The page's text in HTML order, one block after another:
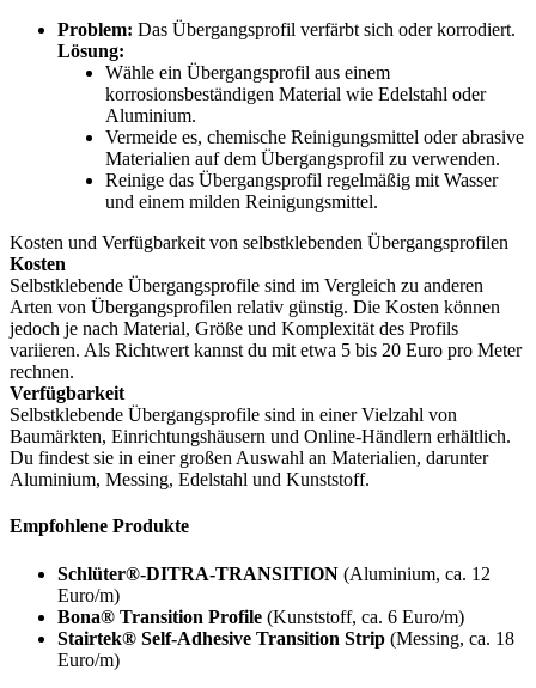
Problem: Das Übergangsprofil verfärbt sich oder korrodiert.
Lösung:
Wähle ein Übergangsprofil aus einem
korrosionsbeständigen Material wie Edelstahl oder
Aluminium.
Vermeide es, chemische Reinigungsmittel oder abrasive
Materialien auf dem Übergangsprofil zu verwenden.
Reinige das Übergangsprofil regelmäßig mit Wasser
und einem milden Reinigungsmittel.
Kosten und Verfügbarkeit von selbstklebenden Übergangsprofilen
Kosten
Selbstklebende Übergangsprofile sind im Vergleich zu anderen
Arten von Übergangsprofilen relativ günstig. Die Kosten können
jedoch je nach Material, Größe und Komplexität des Profils
variieren. Als Richtwert kannst du mit etwa 5 bis 20 Euro pro Meter
rechnen.
Verfügbarkeit
Selbstklebende Übergangsprofile sind in einer Vielzahl von
Baumärkten, Einrichtungshäusern und Online-Händlern erhältlich.
Du findest sie in einer großen Auswahl an Materialien, darunter
Aluminium, Messing, Edelstahl und Kunststoff.
Empfohlene Produkte
Schlüter®-DITRA-TRANSITION (Aluminium, ca. 12
Euro/m)
Bona® Transition Profile (Kunststoff, ca. 6 Euro/m)
Stairtek® Self-Adhesive Transition Strip (Messing, ca. 18
Euro/m)